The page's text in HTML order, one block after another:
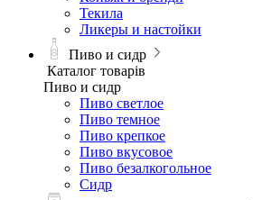
Текила
Ликеры и настойки
Пиво и сидр
Каталог товарів
Пиво и сидр
Пиво светлое
Пиво темное
Пиво крепкое
Пиво вкусовое
Пиво безалкогольное
Сидр